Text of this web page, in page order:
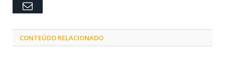
Email
CONTEÚDO RELACIONADO